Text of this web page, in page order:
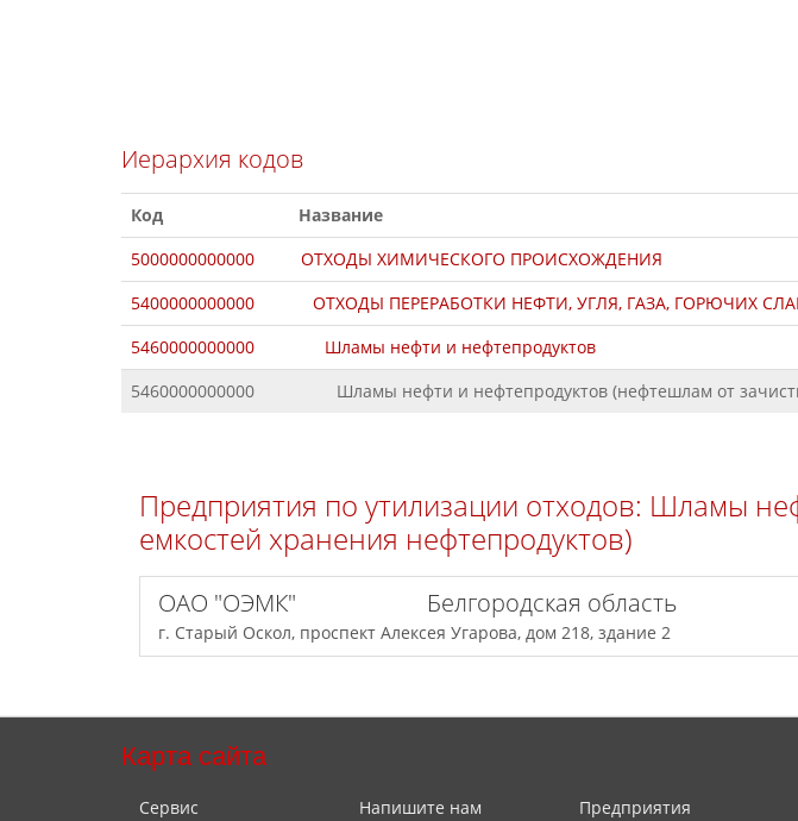
Иерархия кодов
Код Название
5000000000000
ОТХОДЫ ХИМИЧЕСКОГО ПРОИСХОЖДЕНИЯ
5400000000000
ОТХОДЫ ПЕРЕРАБОТКИ НЕФТИ, УГЛЯ, ГАЗА, ГОРЮЧИХ
5460000000000
Шламы нефти и нефтепродуктов
5460000000000
Шламы нефти и нефтепродуктов (нефтешлам от
Предприятия по утилизации отходов: Шламы
емкостей хранения нефтепродуктов)
ОАО "ОЭМК" Белгородская область
г. Старый Оскол, проспект Алексея Угарова, дом 218, здание 2
Карта сайта
Сервис Напишите нам Предприятия